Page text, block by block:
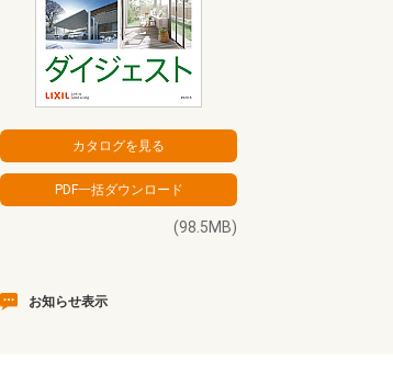
(98.5MB)
お知らせ表示